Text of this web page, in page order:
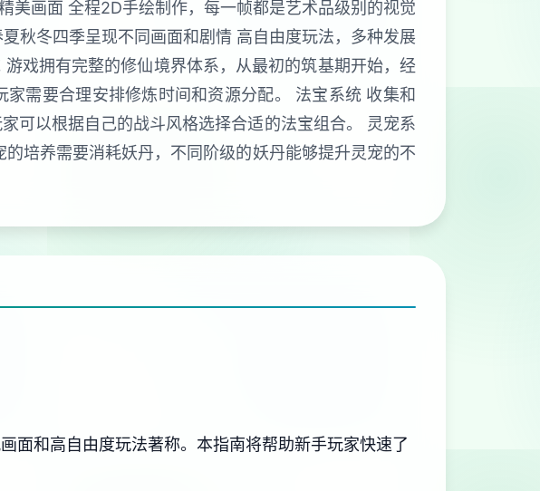
美画面 全程2D手绘制作，每一帧都是艺术品级别的视觉
秋冬四季呈现不同画面和剧情 高自由度玩法，多种发展
戏拥有完整的修仙境界体系，从最初的筑基期开始，经
需要合理安排修炼时间和资源分配。 法宝系统 收集和
可以根据自己的战斗风格选择合适的法宝组合。 灵宠系
培养需要消耗妖丹，不同阶级的妖丹能够提升灵宠的不
面和高自由度玩法著称。本指南将帮助新手玩家快速了